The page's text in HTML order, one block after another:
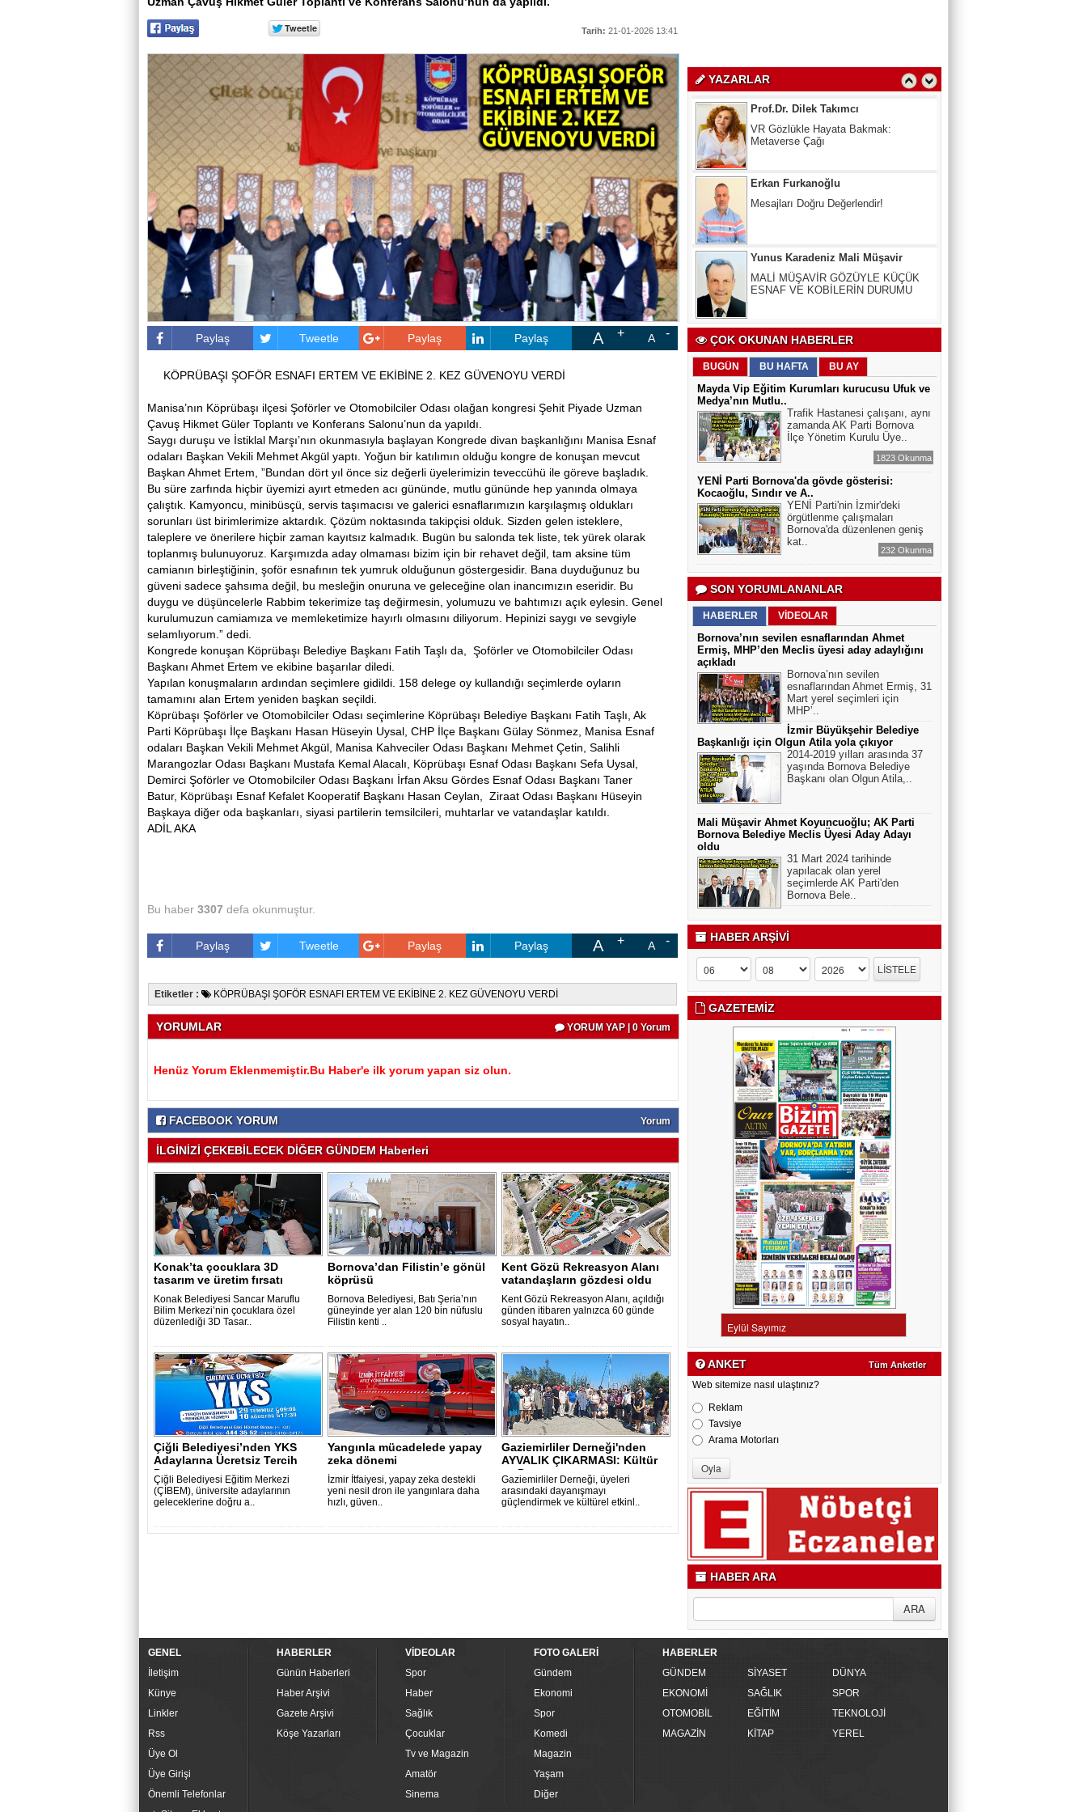
Tarih: 21-01-2026 13:41
Paylaş Tweetle Paylaş Paylaş A A
KÖPRÜBAŞI ŞOFÖR ESNAFI ERTEM VE EKİBİNE 2. KEZ GÜVENOYU VERDİ
Manisa’nın Köprübaşı ilçesi Şoförler ve Otomobilciler Odası olağan kongresi Şehit Piyade Uzman
Çavuş Hikmet Güler Toplantı ve Konferans Salonu’nun da yapıldı.
Saygı duruşu ve İstiklal Marşı’nın okunmasıyla başlayan Kongrede divan başkanlığını Manisa Esnaf
odaları Başkan Vekili Mehmet Akgül yaptı. Yoğun bir katılımın olduğu kongre de konuşan mevcut
Başkan Ahmet Ertem, ”Bundan dört yıl önce siz değerli üyelerimizin teveccühü ile göreve başladık.
Bu süre zarfında hiçbir üyemizi ayırt etmeden acı gününde, mutlu gününde hep yanında olmaya
çalıştık. Kamyoncu, minibüsçü, servis taşımacısı ve galerici esnaflarımızın karşılaşmış oldukları
sorunları üst birimlerimize aktardık. Çözüm noktasında takipçisi olduk. Sizden gelen isteklere,
taleplere ve önerilere hiçbir zaman kayıtsız kalmadık. Bugün bu salonda tek liste, tek yürek olarak
toplanmış bulunuyoruz. Karşımızda aday olmaması bizim için bir rehavet değil, tam aksine tüm
camianın birleştiğinin, şoför esnafının tek yumruk olduğunun göstergesidir. Bana duyduğunuz bu
güveni sadece şahsıma değil, bu mesleğin onuruna ve geleceğine olan inancımızın eseridir. Bu
duygu ve düşüncelerle Rabbim tekerimize taş değirmesin, yolumuzu ve bahtımızı açık eylesin. Genel
kurulumuzun camiamıza ve memleketimize hayırlı olmasını diliyorum. Hepinizi saygı ve sevgiyle
selamlıyorum.” dedi.
Kongrede konuşan Köprübaşı Belediye Başkanı Fatih Taşlı da, Şoförler ve Otomobilciler Odası
Başkanı Ahmet Ertem ve ekibine başarılar diledi.
Yapılan konuşmaların ardından seçimlere gidildi. 158 delege oy kullandığı seçimlerde oyların
tamamını alan Ertem yeniden başkan seçildi.
Köprübaşı Şoförler ve Otomobilciler Odası seçimlerine Köprübaşı Belediye Başkanı Fatih Taşlı, Ak
Parti Köprübaşı İlçe Başkanı Hasan Hüseyin Uysal, CHP İlçe Başkanı Gülay Sönmez, Manisa Esnaf
odaları Başkan Vekili Mehmet Akgül, Manisa Kahveciler Odası Başkanı Mehmet Çetin, Salihli
Marangozlar Odası Başkanı Mustafa Kemal Alacalı, Köprübaşı Esnaf Odası Başkanı Sefa Uysal,
Demirci Şoförler ve Otomobilciler Odası Başkanı İrfan Aksu Gördes Esnaf Odası Başkanı Taner
Batur, Köprübaşı Esnaf Kefalet Kooperatif Başkanı Hasan Ceylan, Ziraat Odası Başkanı Hüseyin
Başkaya diğer oda başkanları, siyasi partilerin temsilcileri, muhtarlar ve vatandaşlar katıldı.
ADİL AKA
Bu haber 3307 defa okunmuştur.
Paylaş Tweetle Paylaş Paylaş A A
Etiketler : KÖPRÜBAŞI ŞOFÖR ESNAFI ERTEM VE EKİBİNE 2. KEZ GÜVENOYU VERDİ
YORUMLAR YORUM YAP | 0 Yorum
Henüz Yorum Eklenmemiştir.Bu Haber'e ilk yorum yapan siz olun.
FACEBOOK YORUM Yorum
İLGİNİZİ ÇEKEBİLECEK DİĞER GÜNDEM Haberleri
Konak’ta çocuklara 3D
tasarım ve üretim fırsatı
Konak Belediyesi Sancar Maruflu
Bilim Merkezi’nin çocuklara özel
düzenlediği 3D Tasar..
Bornova’dan Filistin’e gönül
köprüsü
Bornova Belediyesi, Batı Şeria’nın
güneyinde yer alan 120 bin nüfuslu
Filistin kenti ..
Kent Gözü Rekreasyon Alanı
vatandaşların gözdesi oldu
Kent Gözü Rekreasyon Alanı, açıldığı
günden itibaren yalnızca 60 günde
sosyal hayatın..
Çiğli Belediyesi’nden YKS
Adaylarına Ücretsiz Tercih
Danışma..
Çiğli Belediyesi Eğitim Merkezi
(ÇİBEM), üniversite adaylarının
geleceklerine doğru a..
Yangınla mücadelede yapay
zeka dönemi
İzmir İtfaiyesi, yapay zeka destekli
yeni nesil dron ile yangınlara daha
hızlı, güven..
Gaziemirliler Derneği'nden
AYVALIK ÇIKARMASI: Kültür
ve Dost..
Gaziemirliler Derneği, üyeleri
arasındaki dayanışmayı
güçlendirmek ve kültürel etkinl..
YAZARLARVR Gözlükle Hayata Bakmak:
Metaverse Çağı
Erkan Furkanoğlu
Yunus Karadeniz Mali Müşavir
Uzm. Dr. Veli Kala
Arslan Keskin
ELEKTRİKLİ SCOOTERLAR
YASAKLANMALI MI? GÜVENLİK Mİ,
ÖZGÜRLÜK MÜ?
ÇOK OKUNAN HABERLER
BUGÜN BU HAFTA BU AY
Mayda Vip Eğitim Kurumları kurucusu Ufuk ve
Medya’nın Mutlu..
Trafik Hastanesi çalışanı, aynı
zamanda AK Parti Bornova
İlçe Yönetim Kurulu Üye..
1823 Okunma
YENİ Parti Bornova'da gövde gösterisi:
Kocaoğlu, Sındır ve A..
YENİ Parti'nin İzmir'deki
örgütlenme çalışmaları
Bornova'da düzenlenen geniş
kat..
232 Okunma
SON YORUMLANANLAR
HABERLER VİDEOLAR
Bornova’nın sevilen esnaflarından Ahmet
Ermiş, MHP’den Meclis üyesi aday adaylığını
açıkladı
Bornova’nın sevilen
esnaflarından Ahmet Ermiş, 31
Mart yerel seçimleri için
MHP’..
İzmir Büyükşehir Belediye
Başkanlığı için Olgun Atila yola çıkıyor
2014-2019 yılları arasında 37
yaşında Bornova Belediye
Başkanı olan Olgun Atila,..
Mali Müşavir Ahmet Koyuncuoğlu; AK Parti
Bornova Belediye Meclis Üyesi Aday Adayı
oldu
31 Mart 2024 tarihinde
yapılacak olan yerel
seçimlerde AK Parti'den
Bornova Bele..
HABER ARŞİVİ
GAZETEMİZ
ANKET Tüm Anketler
Web sitemize nasıl ulaştınız?
Reklam
Tavsiye
Arama Motorları
HABER ARA
GENEL
İletişim
Künye
Linkler
Rss
Üye Ol
Üye Girişi
Önemli Telefonlar
HABERLER
Günün Haberleri
Haber Arşivi
Gazete Arşivi
Köşe Yazarları
VİDEOLAR
Spor
Haber
Sağlık
Çocuklar
Tv ve Magazin
Amatör
Sinema
FOTO GALERİ
Gündem
Ekonomi
Spor
Komedi
Magazin
Yaşam
Diğer
HABERLER
GÜNDEM
SİYASET
DÜNYA
EKONOMİ
SAĞLIK
SPOR
OTOMOBİL
EĞİTİM
TEKNOLOJİ
MAGAZİN
KİTAP YEREL